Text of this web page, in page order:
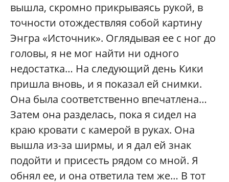
вышла, скромно прикрываясь рукой, в
точности отождествляя собой картину
Энгра «Источник». Оглядывая ее с ног до
головы, я не мог найти ни одного
недостатка… На следующий день Кики
пришла вновь, и я показал ей снимки.
Она была соответственно впечатлена…
Затем она разделась, пока я сидел на
краю кровати с камерой в руках. Она
вышла из-за ширмы, и я дал ей знак
подойти и присесть рядом со мной. Я
обнял ее, и она ответила тем же… В тот